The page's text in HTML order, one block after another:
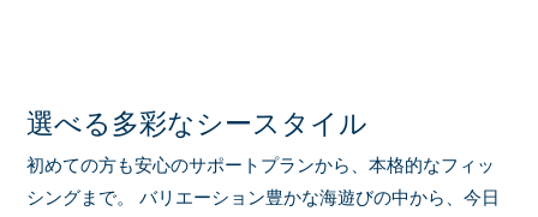
選べる多彩なシースタイル
初めての方も安心のサポートプランから、本格的なフィッ
シングまで。
バリエーション豊かな海遊びの中から、今日